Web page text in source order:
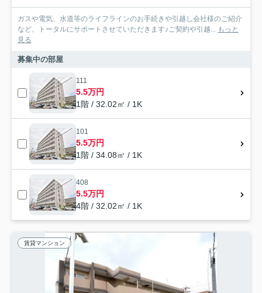
ガスや電気、水道等のライフラインのお手続きや引越し会社様のご紹介
など、トータルにサポートさせていただきます♪ご契約や引越... もっと
見る
募集中の部屋
111
5.5万円
1階 / 32.02㎡ / 1K
101
5.5万円
1階 / 34.08㎡ / 1K
408
5.5万円
4階 / 32.02㎡ / 1K
賃貸マンション